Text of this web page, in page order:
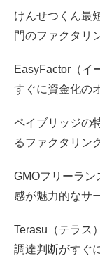
けんせつくん最
門のファクタリ
EasyFactor（イ
すぐに資金化の
ペイブリッジの
るファクタリン
GMOフリーラ
感が魅力的なサ
Terasu（テラス
調達判断がすぐ